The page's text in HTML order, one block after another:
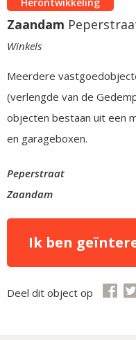
Herontwikkeling
Zaandam
Winkels
Meerdere
(verlengde van de
objecten bestaan uit een
en garageboxen.
Peperstraat
Zaandam
Ik ben
Deel dit object op